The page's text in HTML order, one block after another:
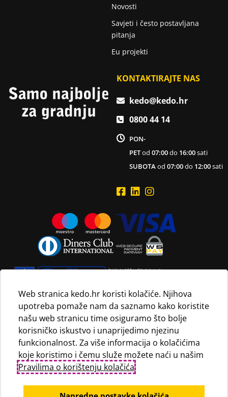
Web stranica kedo.hr koristi kolačiće. Njihova
upotreba pomaže nam da saznamo kako koristite
našu web stranicu time osiguramo što bolje
korisničko iskustvo i unaprijedimo njezinu
funkcionalnost. Za više informacija o kolačićima
koje koristimo i čemu služe možete naći u našim
Pravilima o korištenju kolačića.
Novosti
Savjeti i često postavljana
pitanja
Eu projekti
KONTAKTIRAJTE NAS
kedo@kedo.hr
0800 44 14
PON-
PETod07:00do 16:00sati
SUBOTAod07:00do 12:00sati
Navedene maloprodajne cijene vrijede isključivo za kupnju
proizvoda putem Internet trgovine i mogu se razlikovati od
maloprodajnih cijena u maloprodajnim trgovinama.